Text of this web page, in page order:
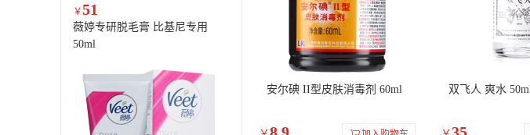
￥51
薇婷专研脱毛膏 比基尼专用
50ml
安尔碘 II型皮肤消毒剂 60ml 双飞人 爽水